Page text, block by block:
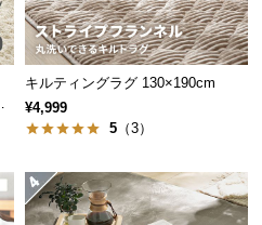
キルティングラグ 130×190cm
¥4,999
5 （3）